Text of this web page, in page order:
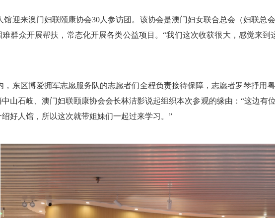
馆迎来澳门妇联颐康协会30人参访团。该协会是澳门妇女联合总会（妇联总
群众开展帮扶，常态化开展各类公益项目。“我们这次收获很大，感觉来
，东区博爱拥军志愿服务队的志愿者们全程负责接待保障，志愿者罗琴抒用
山石岐、澳门妇联颐康协会会长林洁影说起组织本次参观的缘由：“这边有
好人馆，所以这次就带姐妹们一起过来学习。”